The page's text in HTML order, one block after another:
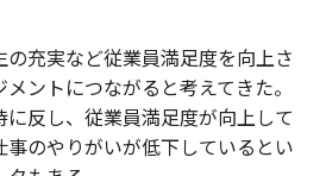
充実など従業員満足度を向上さ
ントにつながると考えてきた。
に反し、従業員満足度が向上して
事のやりがいが低下しているとい